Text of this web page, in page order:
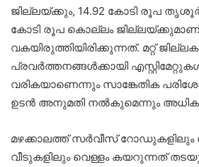
ജില്ലയ്ക്കും, 14.92 കോടി രൂപ തൃശൂർ
കോടി രൂപ കൊല്ലം ജില്ലയ്ക്കുമാണ്
വകയിരുത്തിയിരിക്കുന്നത്. മറ്റ്
പ്രവർത്തനങ്ങൾക്കായി
വരികയാണെന്നും സാങ്കേതിക
ഉടൻ അനുമതി നൽകുമെന്നും
മഴക്കാലത്ത് സർവീസ് റോഡുകളിലും
വീടുകളിലും വെള്ളം കയറുന്നത്